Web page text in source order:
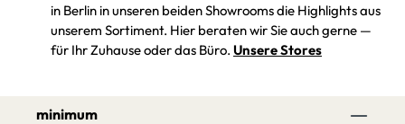
in Berlin in unseren beiden Showrooms die Highlights aus
unserem Sortiment. Hier beraten wir Sie auch gerne —
für Ihr Zuhause oder das Büro. Unsere Stores
minimum